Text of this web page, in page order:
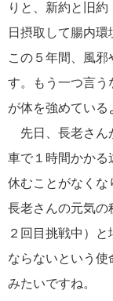
りと、新約と旧
日摂取して腸内
この５年間、風邪
す。もう一つ言う
が体を強めている
先日、長老さん
車で１時間かかる
休むことがなくな
長老さんの元気の
２回目挑戦中）
ならないという使
みたいですね。